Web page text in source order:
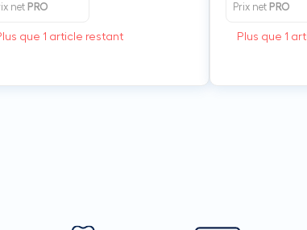
net PRO
que 1 article restant
Prix net PRO
Plus que 1